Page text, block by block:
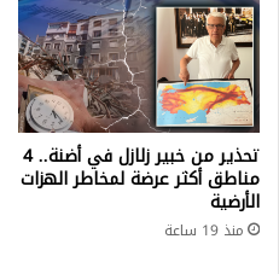
تحذير من خبير زلازل في أضنة.. 4
مناطق أكثر عرضة لمخاطر الهزات
الأرضية
منذ 19 ساعة